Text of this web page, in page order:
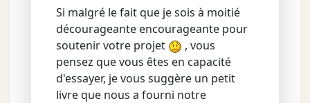
Si malgré le fait que je sois à moitié
décourageante encourageante pour
soutenir votre projet
, vous
pensez que vous êtes en capacité
d'essayer, je vous suggère un petit
livre que nous a fourni notre